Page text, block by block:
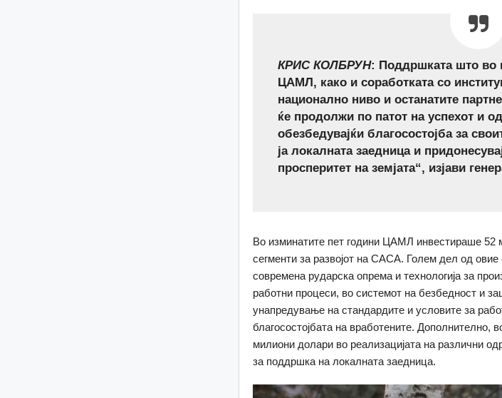
КРИС КОЛБРУН: Поддршката што во
ЦАМЛ, како и соработката со
национално ниво и останатите
ќе продолжи по патот на успехот и
обезбедувајќи благосостојба за
ја локалната заедница и
просперитет на земјата“, изјави
Во изминатите пет години ЦАМЛ инвестираше 52
сегменти за развојот на САСА. Голем дел од
современа рударска опрема и технологија за
работни процеси, во системот на безбедност и
унапредување на стандардите и условите за
благосостојбата на вработените. Дополнително,
милиони долари во реализацијата на различни
за поддршка на локалната заедница.